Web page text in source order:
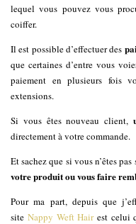
lequel vous pouvez vous
coiffer.
Il est possible d’effectuer des
que certaines d’entre vous
paiement en plusieurs fois
extensions.
Si vous êtes nouveau client,
directement à votre commande.
Et sachez que si vous n’êtes
votre produit ou vous faire
Pour ma part, depuis que
siteNappy Weft Hairest celui